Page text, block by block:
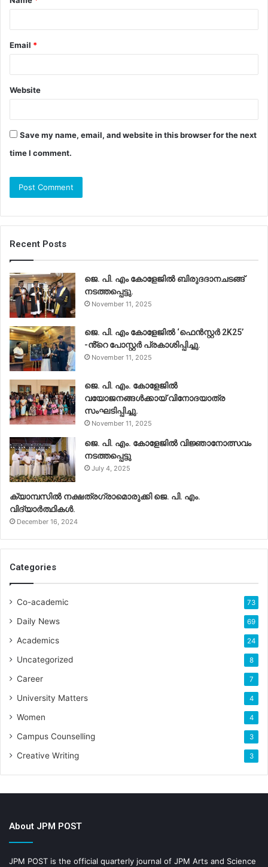
Email *
Website
Save my name, email, and website in this browser for the next
time I comment.
Recent Posts
ജെ. പി. എം കോളേജിൽ ബിരുദദാനചടങ്ങ്
നടത്തപ്പെട്ടു.
November 11, 2025
ജെ. പി. എം കോളേജിൽ ‘ഫെൻസ്റ്റർ 2K25’
-ൻ്റെ പോസ്റ്റർ പ്രകാശിപ്പിച്ചു.
November 11, 2025
ജെ. പി. എം. കോളേജിൽ
വയോജനങ്ങൾക്കായ് വിനോദയാത്ര
സംഘടിപ്പിച്ചു.
November 11, 2025
ജെ. പി. എം. കോളേജിൽ വിജ്ഞാനോത്സവം
നടത്തപ്പെട്ടു
July 4, 2025
ക്യാമ്പസിൽ നക്ഷത്രഗ്രാമൊരുക്കി ജെ. പി. എം.
വിദ്യാർത്ഥികൾ.
December 16, 2024
Categories
Co-academic 73
Daily News 69
Academics 24
Uncategorized 8
Career 7
University Matters 4
Women 4
Campus Counselling 3
Creative Writing 3
About JPM POST
JPM POST is the official quarterly journal of JPM Arts and Science